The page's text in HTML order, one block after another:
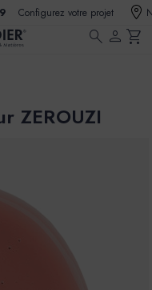
Configurez votre projet
search person shopping_cart
ZEROUZI